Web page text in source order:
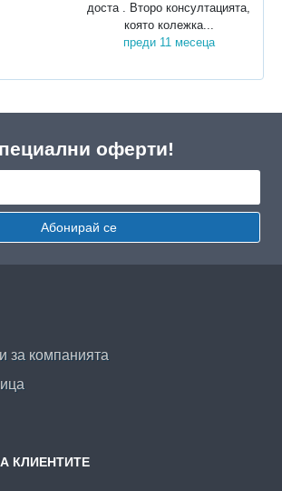
доста . Второ консултацията,
която колежка...
преди 11 месеца
оферти!
Абонирай се
за компанията
КЛИЕНТИТЕ